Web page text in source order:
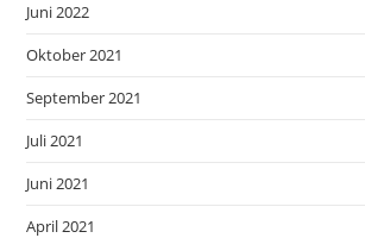
Juni 2022
Oktober 2021
September 2021
Juli 2021
Juni 2021
April 2021